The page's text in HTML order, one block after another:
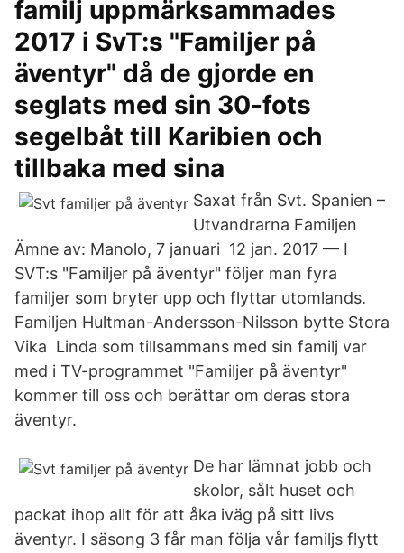
familj uppmärksammades
2017 i SvT:s "Familjer på
äventyr" då de gjorde en
seglats med sin 30-fots
segelbåt till Karibien och
tillbaka med sina
Saxat från Svt. Spanien –
Utvandrarna Familjen
Ämne av: Manolo, 7 januari 12 jan. 2017 — I
SVT:s "Familjer på äventyr" följer man fyra
familjer som bryter upp och flyttar utomlands.
Familjen Hultman-Andersson-Nilsson bytte Stora
Vika Linda som tillsammans med sin familj var
med i TV-programmet "Familjer på äventyr"
kommer till oss och berättar om deras stora
äventyr.
De har lämnat jobb och
skolor, sålt huset och
packat ihop allt för att åka iväg på sitt livs
äventyr. I säsong 3 får man följa vår familjs flytt